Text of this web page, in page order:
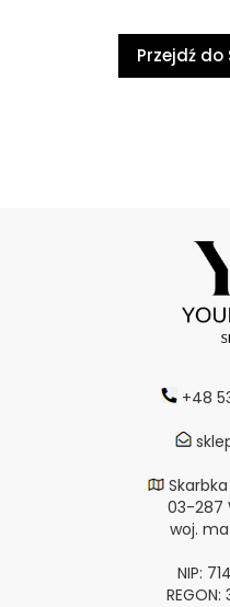
Przejdź do
+48
03-287
woj.
NIP: